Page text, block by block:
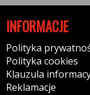
INFORMACJE
Polityka
Polityka cookies
Klauzula
Reklamacje